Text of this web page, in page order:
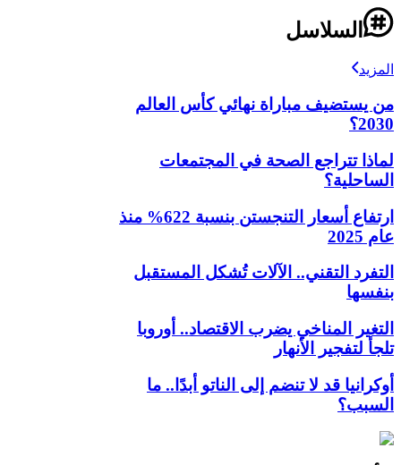
السلاسل
المزيد
من يستضيف مباراة نهائي كأس العالم
2030؟
لماذا تتراجع الصحة في المجتمعات
الساحلية؟
ارتفاع أسعار التنجستن بنسبة 622% منذ
عام 2025
التفرد التقني.. الآلات تُشكل المستقبل
بنفسها
التغير المناخي يضرب الاقتصاد.. أوروبا
تلجأ لتفجير الأنهار
أوكرانيا قد لا تنضم إلى الناتو أبدًا.. ما
السبب؟